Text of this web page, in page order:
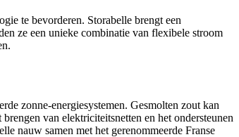
te bevorderen. Storabelle brengt een
ze een unieke combinatie van flexibele stroom
zonne-energiesystemen. Gesmolten zout kan
van elektriciteitsnetten en het ondersteunen
nauw samen met het gerenommeerde Franse